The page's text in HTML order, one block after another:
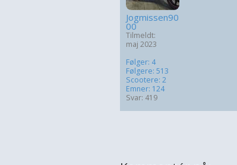
Jogmissen90
00
Tilmeldt:
maj 2023
Følger: 4
Følgere: 513
Scootere: 2
Emner: 124
Svar: 419